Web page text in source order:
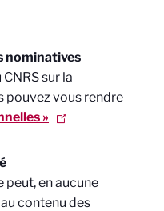
nominatives
sur la
pouvez vous rendre
»
peut, en aucune
contenu des